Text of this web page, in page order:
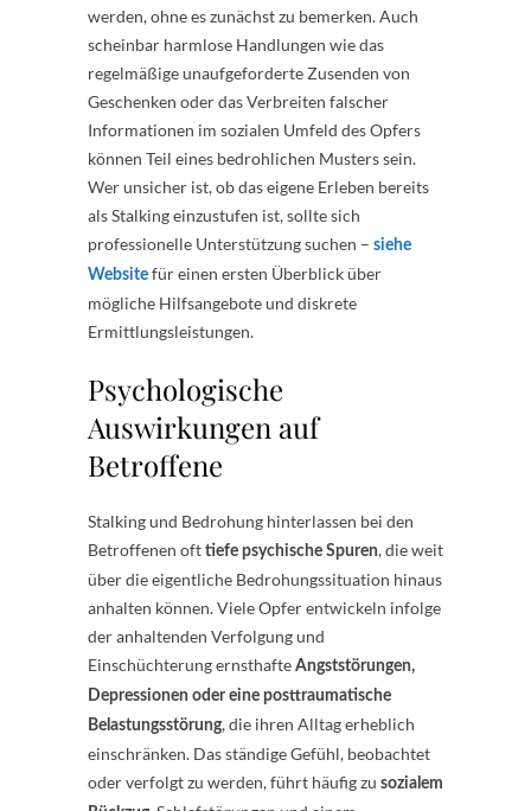
werden, ohne es zunächst zu bemerken. Auch
scheinbar harmlose Handlungen wie das
regelmäßige unaufgeforderte Zusenden von
Geschenken oder das Verbreiten falscher
Informationen im sozialen Umfeld des Opfers
können Teil eines bedrohlichen Musters sein.
Wer unsicher ist, ob das eigene Erleben bereits
als Stalking einzustufen ist, sollte sich
professionelle Unterstützung suchen – siehe
Website für einen ersten Überblick über
mögliche Hilfsangebote und diskrete
Ermittlungsleistungen.
Psychologische
Auswirkungen auf
Betroffene
Stalking und Bedrohung hinterlassen bei den
Betroffenen oft tiefe psychische Spuren, die weit
über die eigentliche Bedrohungssituation hinaus
anhalten können. Viele Opfer entwickeln infolge
der anhaltenden Verfolgung und
Einschüchterung ernsthafte Angststörungen,
Depressionen oder eine posttraumatische
Belastungsstörung, die ihren Alltag erheblich
einschränken. Das ständige Gefühl, beobachtet
oder verfolgt zu werden, führt häufig zu sozialem